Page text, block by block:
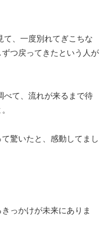
て、一度別れてぎこちな
つ戻ってきたという人が
べて、流れが来るまで待
驚いたと、感動してまし
っかけが未来にありま